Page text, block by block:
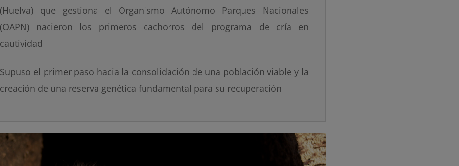
(Huelva) que gestiona el Organismo Autónomo Parques Nacionales
(OAPN) nacieron los primeros cachorros del programa de cría en
cautividad
Supuso el primer paso hacia la consolidación de una población viable y la
creación de una reserva genética fundamental para su recuperación